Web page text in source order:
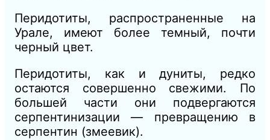
Перидотиты, распространенные на
Урале, имеют более темный, почти
черный цвет.
Перидотиты, как и дуниты, редко
остаются совершенно свежими. По
большей части они подвергаются
серпентинизации — превращению в
серпентин (змеевик).